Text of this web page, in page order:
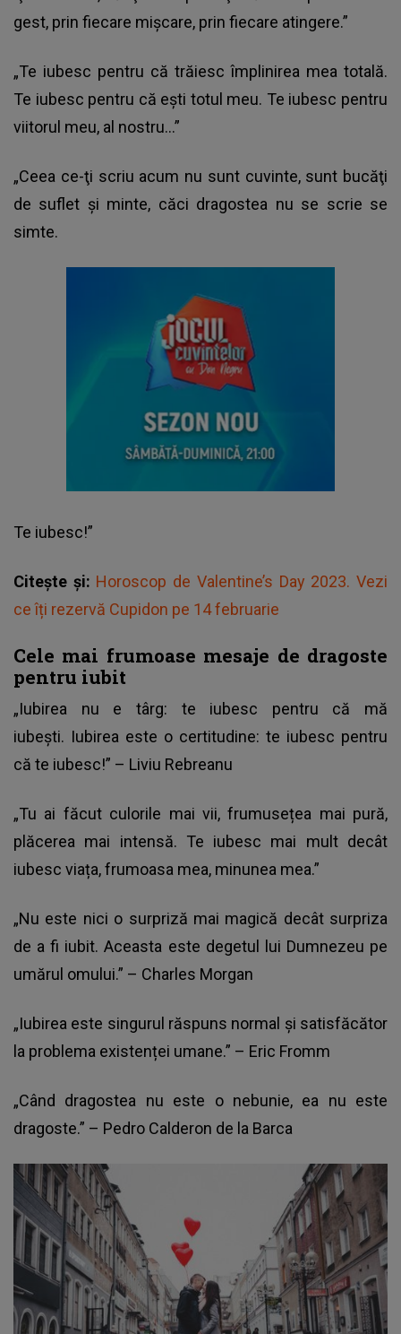
gest, prin fiecare mişcare, prin fiecare atingere.”
„Te iubesc pentru că trăiesc împlinirea mea totală.
Te iubesc pentru că eşti totul meu. Te iubesc pentru
viitorul meu, al nostru…”
„Ceea ce-ţi scriu acum nu sunt cuvinte, sunt bucăţi
de suflet şi minte, căci dragostea nu se scrie se
simte.
Te iubesc!”
Citește și: Horoscop de Valentine’s Day 2023. Vezi
ce îți rezervă Cupidon pe 14 februarie
Cele mai frumoase mesaje de dragoste
pentru iubit
„Iubirea nu e târg: te iubesc pentru că mă
iubeşti. Iubirea este o certitudine: te iubesc pentru
că te iubesc!” – Liviu Rebreanu
„Tu ai făcut culorile mai vii, frumusețea mai pură,
plăcerea mai intensă. Te iubesc mai mult decât
iubesc viața, frumoasa mea, minunea mea.”
„Nu este nici o surpriză mai magică decât surpriza
de a fi iubit. Aceasta este degetul lui Dumnezeu pe
umărul omului.” – Charles Morgan
„Iubirea este singurul răspuns normal și satisfăcător
la problema existenței umane.” – Eric Fromm
„Când dragostea nu este o nebunie, ea nu este
dragoste.” – Pedro Calderon de la Barca